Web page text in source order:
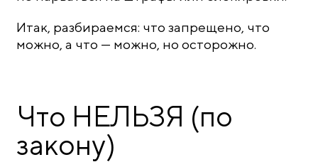
Итак, разбираемся: что запрещено, что
можно, а что — можно, но осторожно.
Что НЕЛЬЗЯ (по
закону)